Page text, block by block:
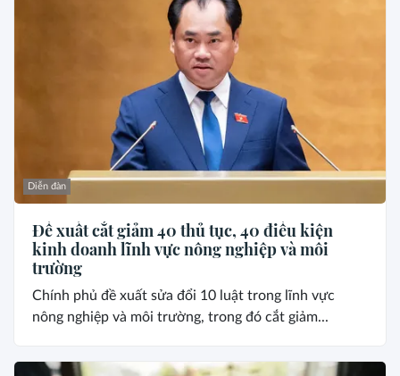
Diễn đàn
Đề xuất cắt giảm 40 thủ tục, 40 điều kiện
kinh doanh lĩnh vực nông nghiệp và môi
trường
Chính phủ đề xuất sửa đổi 10 luật trong lĩnh vực
nông nghiệp và môi trường, trong đó cắt giảm...